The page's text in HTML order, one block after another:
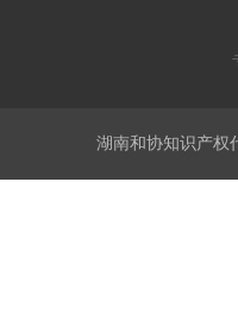
湖南和协知识产权